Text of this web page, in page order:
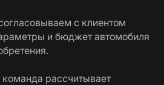
с клиентом
и бюджет автомобиля
рассчитывает